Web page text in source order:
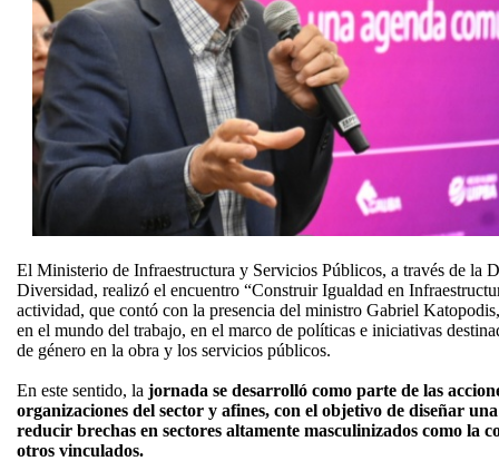
El Ministerio de Infraestructura y Servicios Públicos, a través de la
Diversidad, realizó el encuentro “Construir Igualdad en
actividad, que contó con la presencia del ministro Gabriel
en el mundo del trabajo, en el marco de políticas e iniciativas
de género en la obra y los servicios públicos.
En este sentido, la jornada se desarrolló como parte de las
organizaciones del sector y afines, con el objetivo de diseñar
reducir brechas en sectores altamente masculinizados como la
otros vinculados.